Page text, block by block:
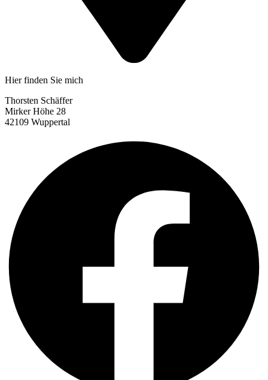
Hier finden Sie mich
Thorsten Schäffer
Mirker Höhe 28
42109 Wuppertal